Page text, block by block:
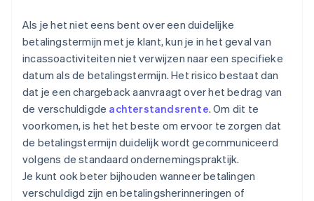
Als je het niet eens bent over een duidelijke
betalingstermijn met je klant, kun je in het geval van
incassoactiviteiten niet verwijzen naar een specifieke
datum als de betalingstermijn. Het risico bestaat dan
dat je een chargeback aanvraagt over het bedrag van
de verschuldigde achterstandsrente. Om dit te
voorkomen, is het het beste om ervoor te zorgen dat
de betalingstermijn duidelijk wordt gecommuniceerd
volgens de standaard ondernemingspraktijk.
Je kunt ook beter bijhouden wanneer betalingen
verschuldigd zijn en betalingsherinneringen of